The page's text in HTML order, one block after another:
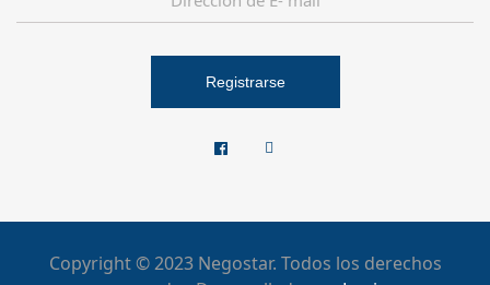
Registrarse
Copyright © 2023 Negostar. Todos los derechos